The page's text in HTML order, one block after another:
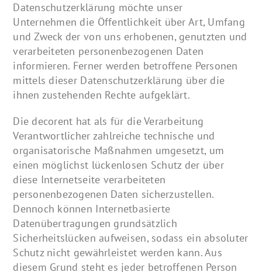
Datenschutzerklärung möchte unser
Unternehmen die Öffentlichkeit über Art, Umfang
und Zweck der von uns erhobenen, genutzten und
verarbeiteten personenbezogenen Daten
informieren. Ferner werden betroffene Personen
mittels dieser Datenschutzerklärung über die
ihnen zustehenden Rechte aufgeklärt.
Die decorent hat als für die Verarbeitung
Verantwortlicher zahlreiche technische und
organisatorische Maßnahmen umgesetzt, um
einen möglichst lückenlosen Schutz der über
diese Internetseite verarbeiteten
personenbezogenen Daten sicherzustellen.
Dennoch können Internetbasierte
Datenübertragungen grundsätzlich
Sicherheitslücken aufweisen, sodass ein absoluter
Schutz nicht gewährleistet werden kann. Aus
diesem Grund steht es jeder betroffenen Person